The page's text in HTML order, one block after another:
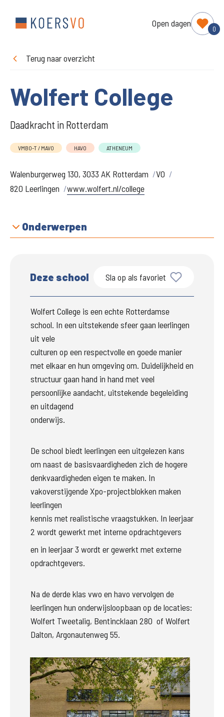
Open dagen
0
Terug naar overzicht
Wolfert College
Daadkracht in Rotterdam
VMBO-T / MAVO HAVO ATHENEUM
Walenburgerweg 130, 3033 AK Rotterdam
VO
820 Leerlingen
www.wolfert.nl/college
Onderwerpen
Deze school Sla op als favoriet
Wolfert College is een echte Rotterdamse
school. In een uitstekende sfeer gaan leerlingen
uit vele
culturen op een respectvolle en goede manier
met elkaar en hun omgeving om. Duidelijkheid en
structuur gaan hand in hand met veel
persoonlijke aandacht, uitstekende begeleiding
en uitdagend
onderwijs.
De school biedt leerlingen een uitgelezen kans
om naast de basisvaardigheden zich de hogere
denkvaardigheden eigen te maken. In
vakoverstijgende Xpo-projectblokken maken
leerlingen
kennis met realistische vraagstukken. In leerjaar
2 wordt gewerkt met interne opdrachtgevers
en in leerjaar 3 wordt er gewerkt met externe
opdrachtgevers.
Na de derde klas vwo en havo vervolgen de
leerlingen hun onderwijsloopbaan op de locaties:
Wolfert Tweetalig, Bentincklaan 280  of Wolfert
Dalton, Argonautenweg 55.